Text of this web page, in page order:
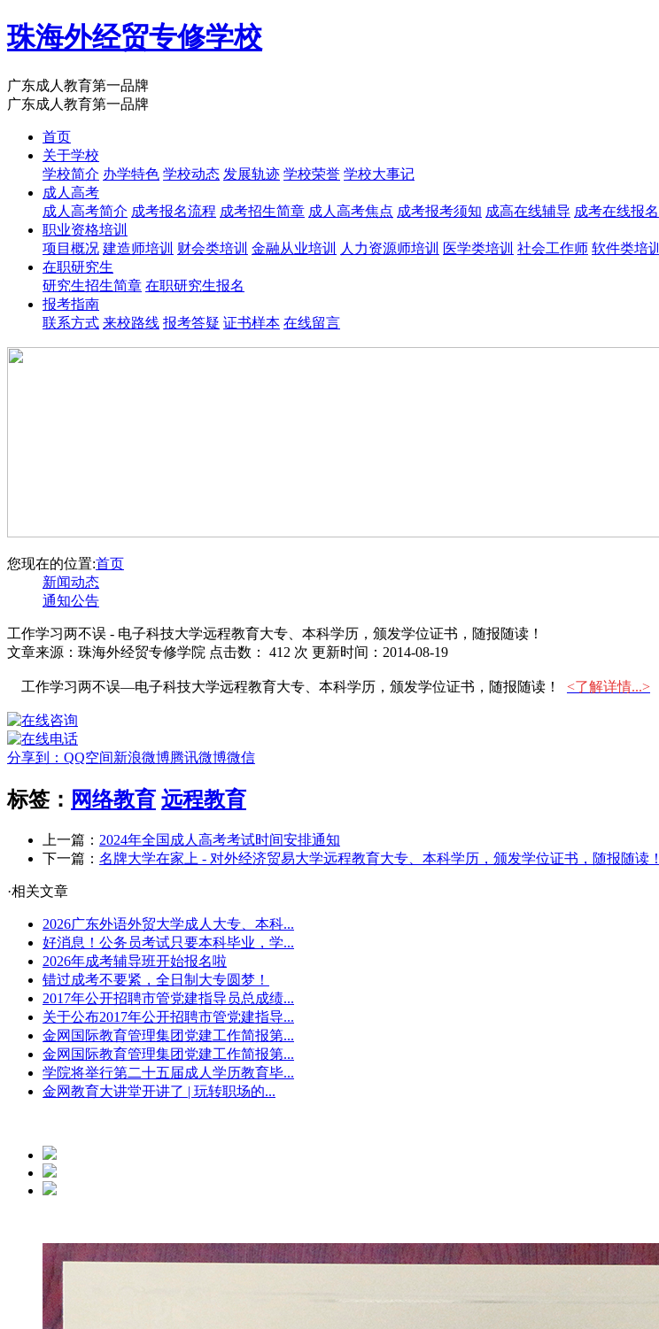
珠海外经贸专修学校
广东成人教育第一品牌
广东成人教育第一品牌
首页
关于学校
学校简介 办学特色 学校动态 发展轨迹 学校荣誉 学校大事记
成人高考
成人高考简介 成考报名流程 成考招生简章 成人高考焦点 成考报考须知 成高在线辅导 成考在线报名
职业资格培训
项目概况 建造师培训 财会类培训 金融从业培训 人力资源师培训 医学类培训 社会工作师 软件类培训
在职研究生
研究生招生简章 在职研究生报名
报考指南
联系方式 来校路线 报考答疑 证书样本 在线留言
您现在的位置:首页
新闻动态
通知公告
工作学习两不误 - 电子科技大学远程教育大专、本科学历，颁发学位证书，随报随读！
文章来源：珠海外经贸专修学院 点击数： 412 次 更新时间：2014-08-19
工作学习两不误—电子科技大学远程教育大专、本科学历，颁发学位证书，随报随读！ <了解详情...>
分享到： QQ空间新浪微博腾讯微博微信
标签： 网络教育 远程教育
上一篇： 2024年全国成人高考考试时间安排通知
下一篇： 名牌大学在家上 - 对外经济贸易大学远程教育大专、本科学历，颁发学位证书，随报随读！
·相关文章
2026广东外语外贸大学成人大专、本科...
好消息！公务员考试只要本科毕业，学...
2026年成考辅导班开始报名啦
错过成考不要紧，全日制大专圆梦！
2017年公开招聘市管党建指导员总成绩...
关于公布2017年公开招聘市管党建指导...
金网国际教育管理集团党建工作简报第...
金网国际教育管理集团党建工作简报第...
学院将举行第二十五届成人学历教育毕...
金网教育大讲堂开讲了 | 玩转职场的...